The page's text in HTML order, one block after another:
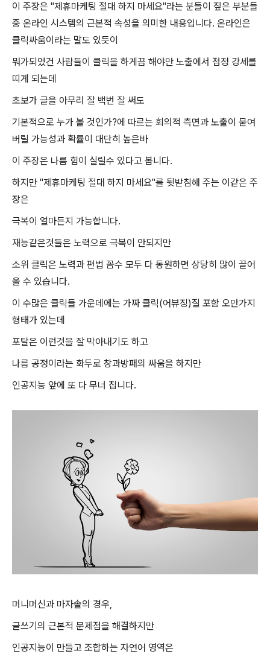
이 주장은 "제휴마케팅 절대 하지 마세요"라는 분들이 짚은 부분들
중 온라인 시스템의 근본적 속성을 의미한 내용입니다. 온라인은
클릭싸움이라는 말도 있듯이
뭐가되었건 사람들이 클릭을 하게끔 해야만 노출에서 점정 강세를
띠게 되는데
초보가 글을 아무리 잘 백번 잘 써도
기본적으로 누가 볼 것인가?에 따르는 회의적 측면과 노출이 묻여
버릴 가능성과 확률이 대단히 높은바
이 주장은 나름 힘이 실릴수 있다고 봅니다.
하지만 "제휴마케팅 절대 하지 마세요"를 뒷받침해 주는 이같은 주
장은
극복이 얼마든지 가능합니다.
재능같은것들은 노력으로 극복이 안되지만
소위 클릭은 노력과 편법 꼼수 모두 다 동원하면 상당히 많이 끌어
올 수 있습니다.
이 수많은 클릭들 가운데에는 가짜 클릭(어뷰징)질 포함 오만가지
형태가 있는데
포탈은 이런것을 잘 막아내기도 하고
나름 공정이라는 화두로 창과방패의 싸움을 하지만
인공지능 앞에 또 다 무너 집니다.
머니머신과 마자솔의 경우,
글쓰기의 근본적 문제점을 해결하지만
인공지능이 만들고 조합하는 자연어 영역은